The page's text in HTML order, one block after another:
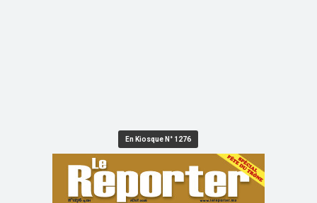
En Kiosque N° 1276